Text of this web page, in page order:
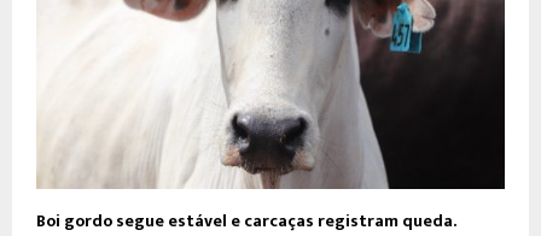
Boi gordo segue estável e carcaças registram queda.